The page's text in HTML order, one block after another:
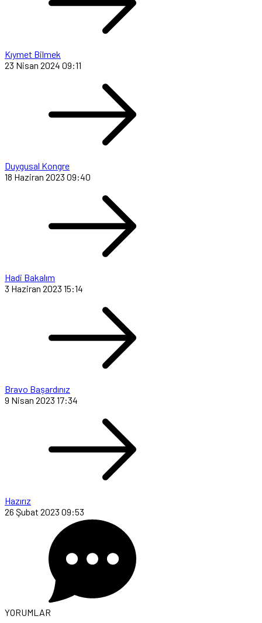
Kıymet Bilmek
23 Nisan 2024 09:11
Duygusal Kongre
18 Haziran 2023 09:40
Hadi Bakalım
3 Haziran 2023 15:14
Bravo Başardınız
9 Nisan 2023 17:34
Hazırız
26 Şubat 2023 09:53
YORUMLAR